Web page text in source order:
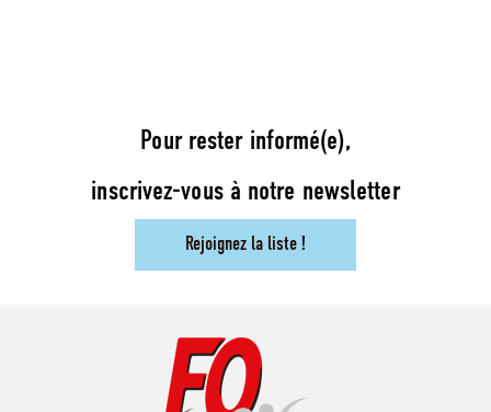
Pour rester informé(e),
inscrivez-vous à notre newsletter
Rejoignez la liste !